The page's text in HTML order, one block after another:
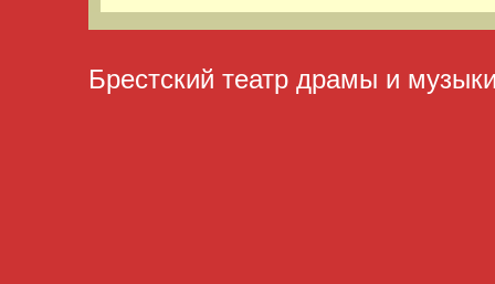
Брестский театр драмы и